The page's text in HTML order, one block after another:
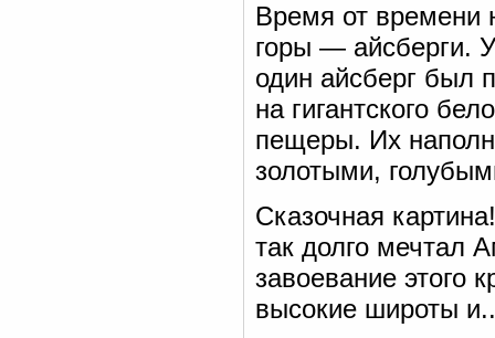
Время от времени
горы — айсберги.
один айсберг был
на гигантского
пещеры. Их
золотыми,
Сказочная
так долго мечтал
завоевание этого
высокие широты